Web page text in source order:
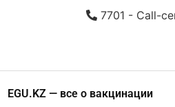
7701 - Call-
EGU.KZ — все о вакцинации